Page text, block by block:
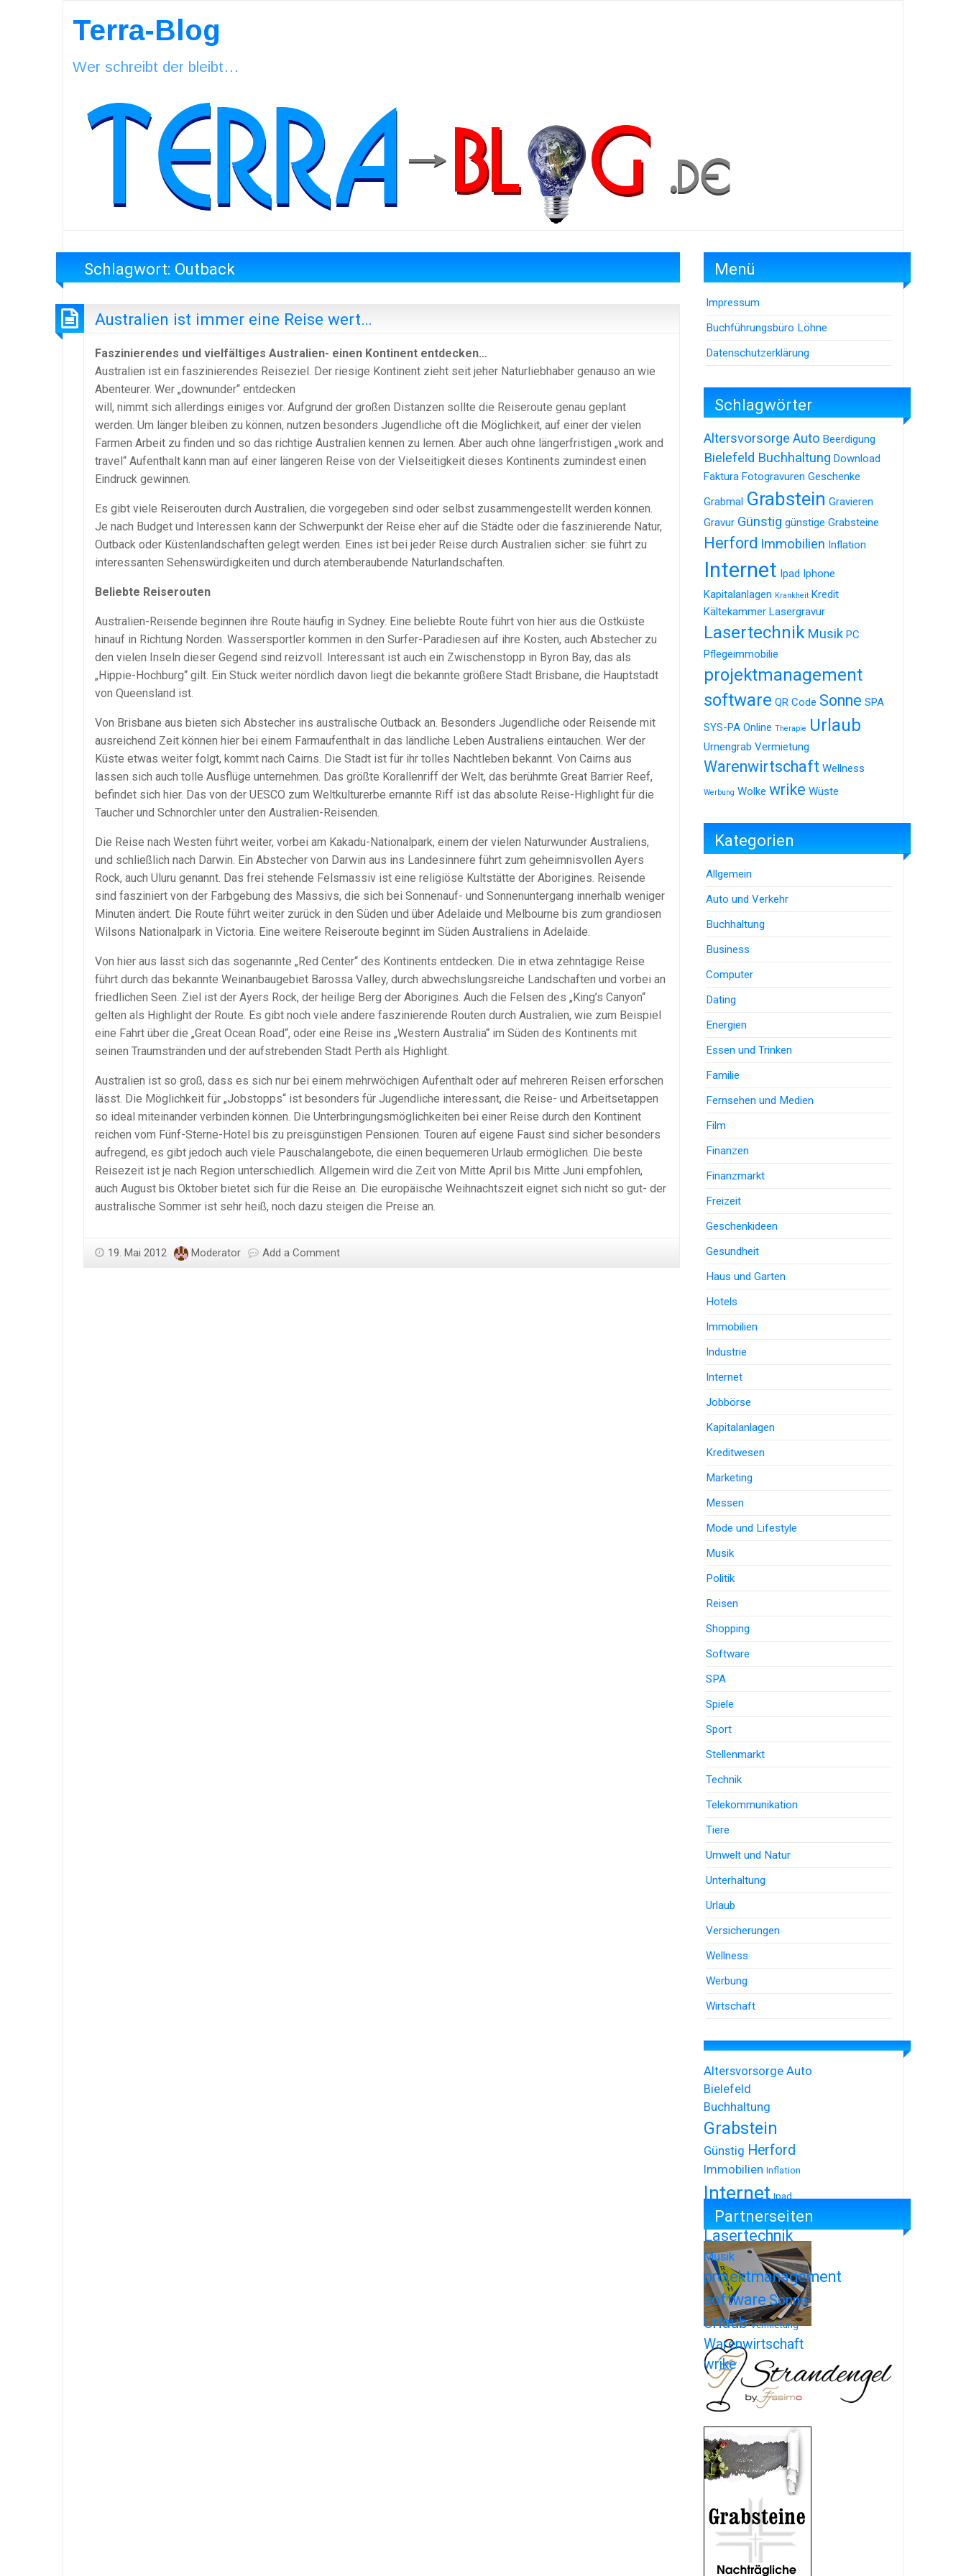
Terra-Blog
Wer schreibt der bleibt…
Schlagwort: Outback
Australien ist immer eine Reise wert…
Faszinierendes und vielfältiges Australien- einen Kontinent entdecken…
Australien ist ein faszinierendes Reiseziel. Der riesige Kontinent zieht seit jeher Naturliebhaber genauso an wie
Abenteurer. Wer „downunder“ entdecken
will, nimmt sich allerdings einiges vor. Aufgrund der großen Distanzen sollte die Reiseroute genau geplant
werden. Um länger bleiben zu können, nutzen besonders Jugendliche oft die Möglichkeit, auf einer der vielen
Farmen Arbeit zu finden und so das richtige Australien kennen zu lernen. Aber auch ohne längerfristigen „work and
travel“ Aufenthalt kann man auf einer längeren Reise von der Vielseitigkeit dieses Kontinents zumindest einen
Eindruck gewinnen.
Es gibt viele Reiserouten durch Australien, die vorgegeben sind oder selbst zusammengestellt werden können.
Je nach Budget und Interessen kann der Schwerpunkt der Reise eher auf die Städte oder die faszinierende Natur,
Outback oder Küstenlandschaften gelegt werden. Eines ist bei jeder Reise durch Australien sicher: sie führt zu
interessanten Sehenswürdigkeiten und durch atemberaubende Naturlandschaften.
Beliebte Reiserouten
Australien-Reisende beginnen ihre Route häufig in Sydney. Eine beliebte Route führt von hier aus die Ostküste
hinauf in Richtung Norden. Wassersportler kommen in den Surfer-Paradiesen auf ihre Kosten, auch Abstecher zu
den vielen Inseln dieser Gegend sind reizvoll. Interessant ist auch ein Zwischenstopp in Byron Bay, das als
„Hippie-Hochburg“ gilt. Ein Stück weiter nördlich davon liegt die bekannte größere Stadt Brisbane, die Hauptstadt
von Queensland ist.
Von Brisbane aus bieten sich Abstecher ins australische Outback an. Besonders Jugendliche oder Reisende mit
ausreichend Zeit können hier bei einem Farmaufenthalt in das ländliche Leben Australiens eintauchen. Wer der
Küste etwas weiter folgt, kommt nach Cairns. Die Stadt ist für ihr tolles Nachtleben bekannt. Von Cairns aus
lassen sich auch tolle Ausflüge unternehmen. Das größte Korallenriff der Welt, das berühmte Great Barrier Reef,
befindet sich hier. Das von der UESCO zum Weltkulturerbe ernannte Riff ist das absolute Reise-Highlight für die
Taucher und Schnorchler unter den Australien-Reisenden.
Die Reise nach Westen führt weiter, vorbei am Kakadu-Nationalpark, einem der vielen Naturwunder Australiens,
und schließlich nach Darwin. Ein Abstecher von Darwin aus ins Landesinnere führt zum geheimnisvollen Ayers
Rock, auch Uluru genannt. Das frei stehende Felsmassiv ist eine religiöse Kultstätte der Aborigines. Reisende
sind fasziniert von der Farbgebung des Massivs, die sich bei Sonnenauf- und Sonnenuntergang innerhalb weniger
Minuten ändert. Die Route führt weiter zurück in den Süden und über Adelaide und Melbourne bis zum grandiosen
Wilsons Nationalpark in Victoria. Eine weitere Reiseroute beginnt im Süden Australiens in Adelaide.
Von hier aus lässt sich das sogenannte „Red Center“ des Kontinents entdecken. Die in etwa zehntägige Reise
führt durch das bekannte Weinanbaugebiet Barossa Valley, durch abwechslungsreiche Landschaften und vorbei an
friedlichen Seen. Ziel ist der Ayers Rock, der heilige Berg der Aborigines. Auch die Felsen des „King’s Canyon“
gelten als Highlight der Route. Es gibt noch viele andere faszinierende Routen durch Australien, wie zum Beispiel
eine Fahrt über die „Great Ocean Road“, oder eine Reise ins „Western Australia“ im Süden des Kontinents mit
seinen Traumstränden und der aufstrebenden Stadt Perth als Highlight.
Australien ist so groß, dass es sich nur bei einem mehrwöchigen Aufenthalt oder auf mehreren Reisen erforschen
lässt. Die Möglichkeit für „Jobstopps“ ist besonders für Jugendliche interessant, die Reise- und Arbeitsetappen
so ideal miteinander verbinden können. Die Unterbringungsmöglichkeiten bei einer Reise durch den Kontinent
reichen vom Fünf-Sterne-Hotel bis zu preisgünstigen Pensionen. Touren auf eigene Faust sind sicher besonders
aufregend, es gibt jedoch auch viele Pauschalangebote, die einen bequemeren Urlaub ermöglichen. Die beste
Reisezeit ist je nach Region unterschiedlich. Allgemein wird die Zeit von Mitte April bis Mitte Juni empfohlen,
auch August bis Oktober bietet sich für die Reise an. Die europäische Weihnachtszeit eignet sich nicht so gut- der
australische Sommer ist sehr heiß, noch dazu steigen die Preise an.
19. Mai 2012 Moderator Add a Comment
Menü
Impressum
Buchführungsbüro Löhne
Datenschutzerklärung
Schlagwörter
Altersvorsorge Auto Beerdigung
Bielefeld Buchhaltung Download
Faktura Fotogravuren Geschenke
Grabmal Grabstein Gravieren
Gravur Günstig günstige Grabsteine
Herford Immobilien Inflation
Internet Ipad Iphone
Kapitalanlagen Krankheit Kredit
Kältekammer Lasergravur
Lasertechnik Musik PC
Pflegeimmobilie
projektmanagement
software QR Code Sonne SPA
SYS-PA Online Therapie Urlaub
Urnengrab Vermietung
Warenwirtschaft Wellness
Werbung Wolke wrike Wüste
Kategorien
Allgemein
Auto und Verkehr
Buchhaltung
Business
Computer
Dating
Energien
Essen und Trinken
Familie
Fernsehen und Medien
Film
Finanzen
Finanzmarkt
Freizeit
Geschenkideen
Gesundheit
Haus und Garten
Hotels
Immobilien
Industrie
Internet
Jobbörse
Kapitalanlagen
Kreditwesen
Marketing
Messen
Mode und Lifestyle
Musik
Politik
Reisen
Shopping
Software
SPA
Spiele
Sport
Stellenmarkt
Technik
Telekommunikation
Tiere
Umwelt und Natur
Unterhaltung
Urlaub
Versicherungen
Wellness
Werbung
Wirtschaft
Altersvorsorge Auto
Bielefeld
Buchhaltung
Grabstein
Günstig Herford
Immobilien Inflation
Internet Ipad
Iphone
Lasertechnik
Musik
projektmanagement
softwareSonne
Urlaub Vermietung
Warenwirtschaft
wrike
Partnerseiten